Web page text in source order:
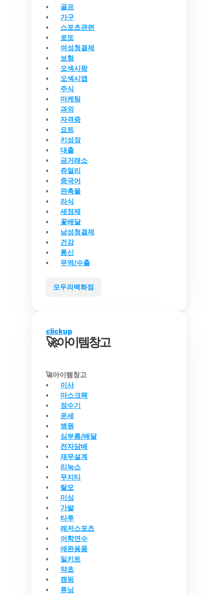
골프
가구
스포츠관련
로또
여성청결제
보험
오섹시팡
오섹시앱
주식
마케팅
과외
자격증
요트
키성장
대출
금거래소
쥬얼리
중국어
판촉물
라식
세정제
꽃배달
남성청결제
건강
통신
무역/수출
모두의백화점
clickup
🚀아이템창고
🚀아이템창고
이사
마스크팩
정수기
운세
병원
심부름/배달
전자담배
재무설계
리눅스
무지티
탈모
미싱
가발
타투
레저스포츠
어학연수
애완용품
밀키트
약초
캠핑
튜닝